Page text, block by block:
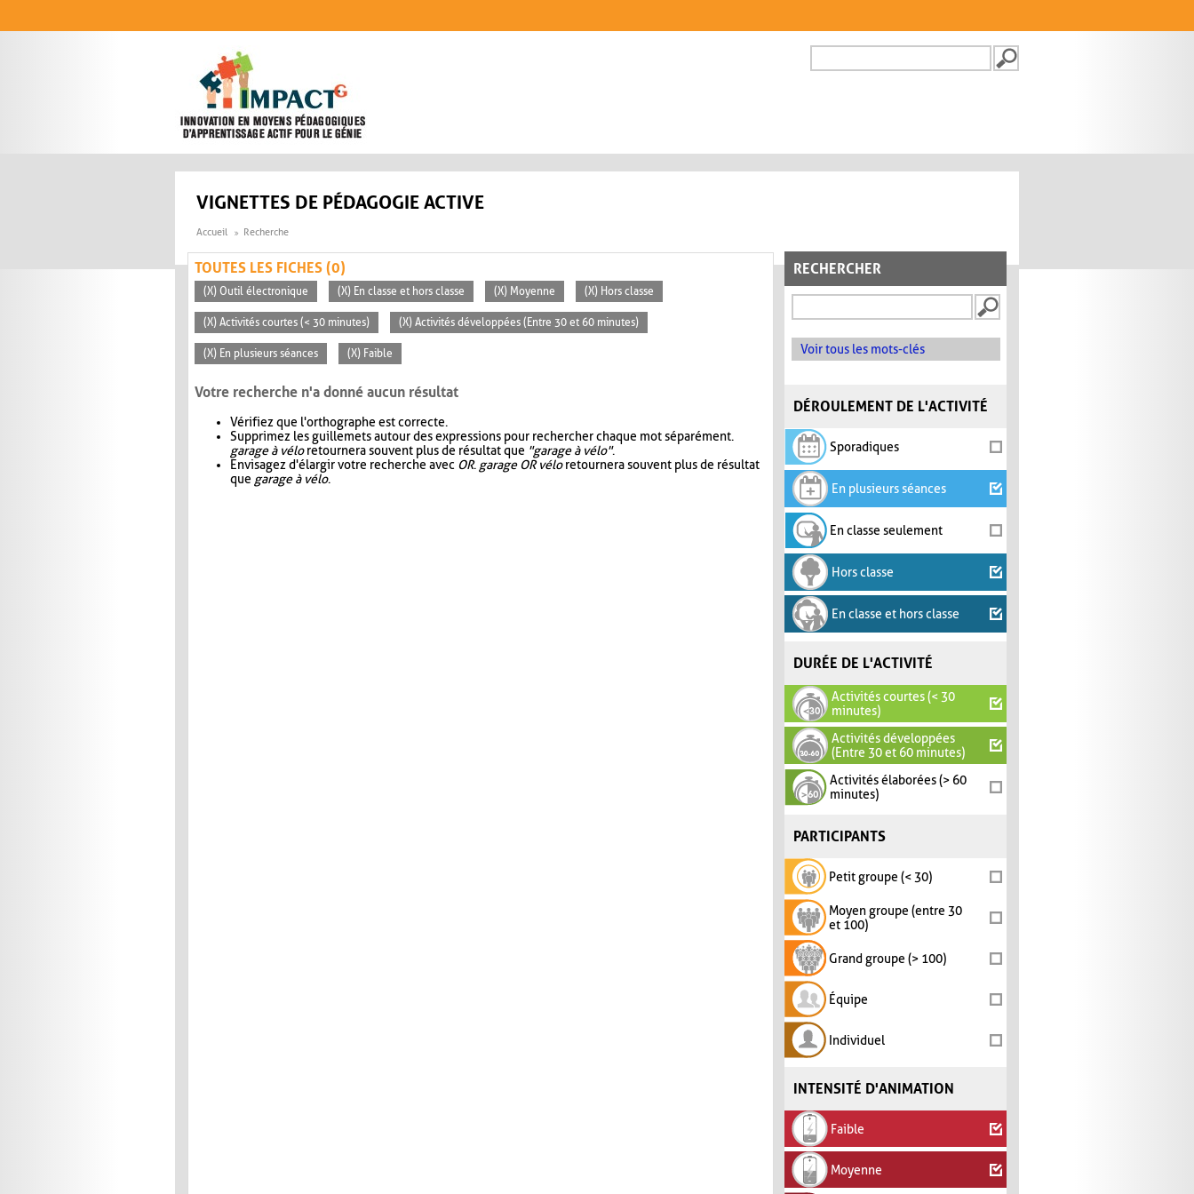
FORMULAIRE DE
VIGNETTES DE PÉDAGOGIE ACTIVE
Accueil Recherche
RECHERCHER
Voir tous les mots-clés
DÉROULEMENT DE L'ACTIVITÉ
Sporadiques
En plusieurs séances
En classe seulement
Hors classe
En classe et hors classe
DURÉE DE L'ACTIVITÉ
Activités courtes (< 30
minutes)
Activités développées
(Entre 30 et 60 minutes)
Activités élaborées (> 60
minutes)
PARTICIPANTS
Petit groupe (< 30)
Moyen groupe (entre 30
et 100)
Grand groupe (> 100)
Équipe
Individuel
INTENSITÉ D'ANIMATION
Faible
Moyenne
TOUTES LES FICHES (0)
(X) Outil électronique (X) En classe et hors classe (X) Moyenne (X) Hors classe
(X) Activités courtes (< 30 minutes) (X) Activités développées (Entre 30 et 60 minutes)
(X) En plusieurs séances (X) Faible
Votre recherche n'a donné aucun résultat
Vérifiez que l'orthographe est correcte.
Supprimez les guillemets autour des expressions pour rechercher chaque mot séparément.
garage à véloretournera souvent plus de résultat que "garage à vélo".
Envisagez d'élargir votre recherche avec OR. garage OR véloretournera souvent plus de résultat
que garage à vélo.